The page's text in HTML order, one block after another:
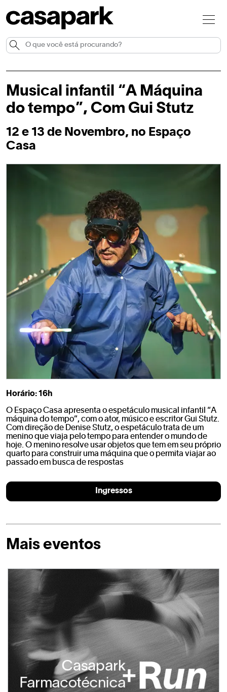
Musical infantil “A Máquina
do tempo”, Com Gui Stutz
12 e 13 de Novembro, no Espaço
Casa
Horário: 16h
O Espaço Casa apresenta o espetáculo musical infantil “A
máquina do tempo”, com o ator, músico e escritor Gui Stutz.
Com direção de Denise Stutz, o espetáculo trata de um
menino que viaja pelo tempo para entender o mundo de
hoje. O menino resolve usar objetos que tem em seu próprio
quarto para construir uma máquina que o permita viajar ao
passado em busca de respostas
Ingressos
Mais eventos